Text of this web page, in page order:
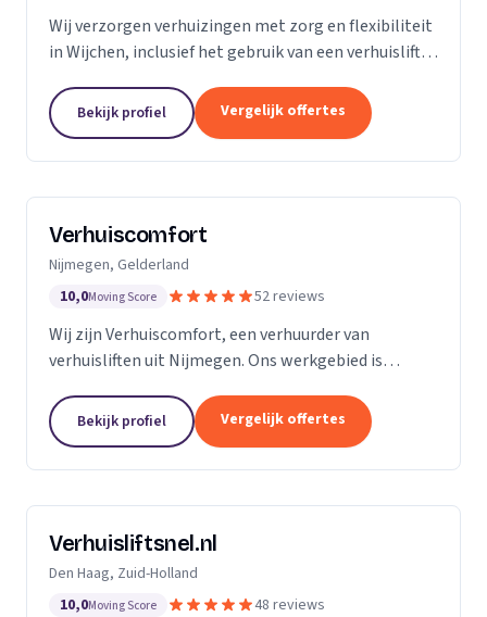
Wij verzorgen verhuizingen met zorg en flexibiliteit
in Wijchen, inclusief het gebruik van een verhuislift
Bekijk profiel Vergelijk offertes
Verhuiscomfort
Nijmegen, Gelderland
10,0Moving Score 52 reviews
Wij zijn Verhuiscomfort, een verhuurder van
verhuisliften uit Nijmegen. Ons werkgebied is
Bekijk profiel Vergelijk offertes
Verhuisliftsnel.nl
Den Haag, Zuid-Holland
10,0Moving Score 48 reviews